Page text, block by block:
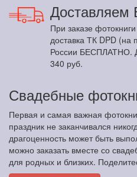
При заказе
доставка ТК DPD (на
России БЕСПЛАТНО.
340 руб.
Свадебные
Первая и самая важная
праздник не заканчивался
драгоценность может быть
можно заказать вместе со
для родных и близких.